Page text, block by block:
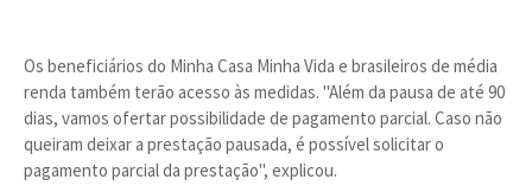
Os beneficiários do Minha Casa Minha Vida e brasileiros de média
renda também terão acesso às medidas. "Além da pausa de até 90
dias, vamos ofertar possibilidade de pagamento parcial. Caso não
queiram deixar a prestação pausada, é possível solicitar o
pagamento parcial da prestação", explicou.